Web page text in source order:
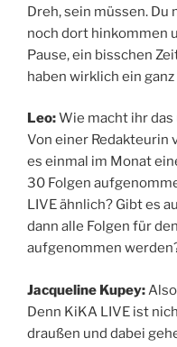
Dreh, sein müssen. Du
noch dort hinkommen
Pause, ein bisschen
haben wirklich ein
Leo:Wie macht ihr
Von einer Redakteurin
es einmal im Monat
30 Folgen
LIVE ähnlich? Gibt es
dann alle Folgen für
aufgenommen
Jacqueline Kupey:
Denn KiKA LIVE ist
draußen und dabei